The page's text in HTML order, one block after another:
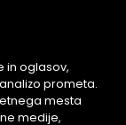
in oglasov,
prometa.
mesta
medije,